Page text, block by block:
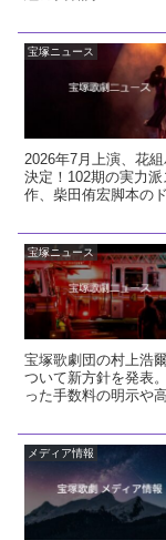
宝塚ニュース
2026年7月上演、花
決定！102期の実力
作、柴田侑宏脚本の
宝塚ニュース
宝塚歌劇団の村上浩
ついて新方針を発表
った手数料の明示や
メディア情報